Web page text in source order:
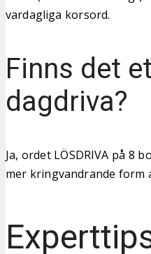
vardagliga korsord.
Finns det
dagdriva?
Ja, ordet LÖSDRIVA på 8
mer kringvandrande form